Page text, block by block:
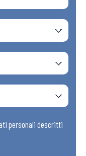
personali descritti